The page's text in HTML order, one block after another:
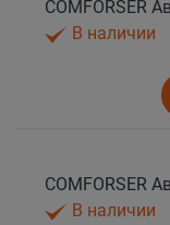
В наличии
В наличии